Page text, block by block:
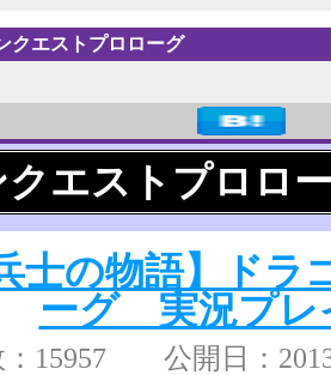
クエストプロローグ
クエストプロロ
士の物語】ド
ーグ 実況プ
：15957 公開日：